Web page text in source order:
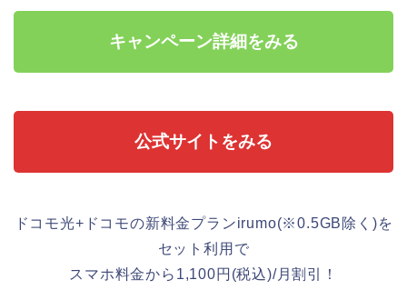
キャンペーン詳細をみる
公式サイトをみる
ドコモ光+ドコモの新料金プランirumo(※0.5GB除く)を
セット利用で
スマホ料金から1,100円(税込)/月割引！